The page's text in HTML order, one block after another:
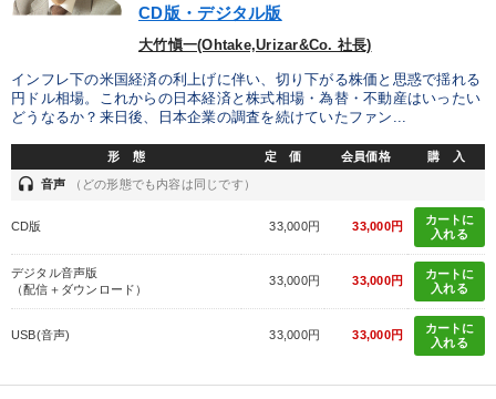
CD版・デジタル版
大竹愼一(Ohtake,Urizar&Co. 社長)
インフレ下の米国経済の利上げに伴い、切り下がる株価と思惑で揺れる
円ドル相場。これからの日本経済と株式相場・為替・不動産はいったい
どうなるか？来日後、日本企業の調査を続けていたファン...
形 態 定 価 会員価格 購 入
headset 音声 （どの形態でも内容は同じです）
CD版 33,000円 33,000円
カートに
入れる
デジタル音声版
（配信＋ダウンロード）
33,000円 33,000円
カートに
入れる
USB(音声) 33,000円 33,000円
カートに
入れる